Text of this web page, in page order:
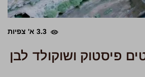
3.3 א' צפיות
פיסטוק ושוקולד לבן